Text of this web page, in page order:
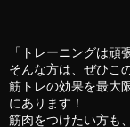
「トレーニングは頑
そんな方は、ぜひこ
筋トレの効果を最大
にあります！
筋肉をつけたい方も